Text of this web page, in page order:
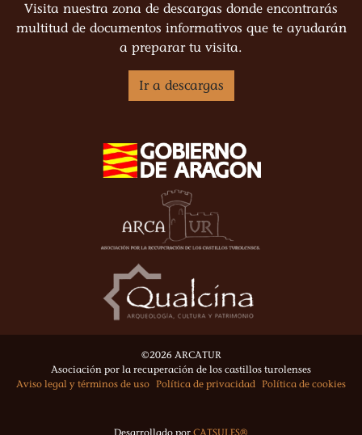
Visita nuestra zona de descargas donde encontrarás
multitud de documentos informativos que te ayudarán
a preparar tu visita.
Ir a descargas
©2026 ARCATUR
Asociación por la recuperación de los castillos turolenses
Aviso legal y términos de uso Política de privacidad Política de cookies
Desarrollado por CATSULES®